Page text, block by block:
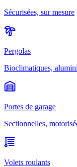
Sécurisées, sur mesure
Pergolas
Bioclimatiques,
Portes de garage
Sectionnelles,
Volets roulants